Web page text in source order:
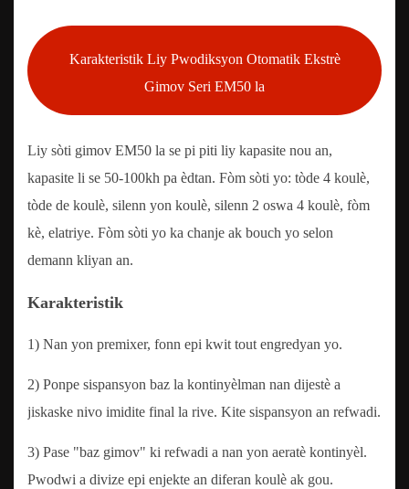
Karakteristik Liy Pwodiksyon Otomatik Ekstrè
Gimov Seri EM50 la
Liy sòti gimov EM50 la se pi piti liy kapasite nou an,
kapasite li se 50-100kh pa èdtan. Fòm sòti yo: tòde 4 koulè,
tòde de koulè, silenn yon koulè, silenn 2 oswa 4 koulè, fòm
kè, elatriye. Fòm sòti yo ka chanje ak bouch yo selon
demann kliyan an.
Karakteristik
1) Nan yon premixer, fonn epi kwit tout engredyan yo.
2) Ponpe sispansyon baz la kontinyèlman nan dijestè a
jiskaske nivo imidite final la rive. Kite sispansyon an refwadi.
3) Pase "baz gimov" ki refwadi a nan yon aeratè kontinyèl.
Pwodwi a divize epi enjekte an diferan koulè ak gou.